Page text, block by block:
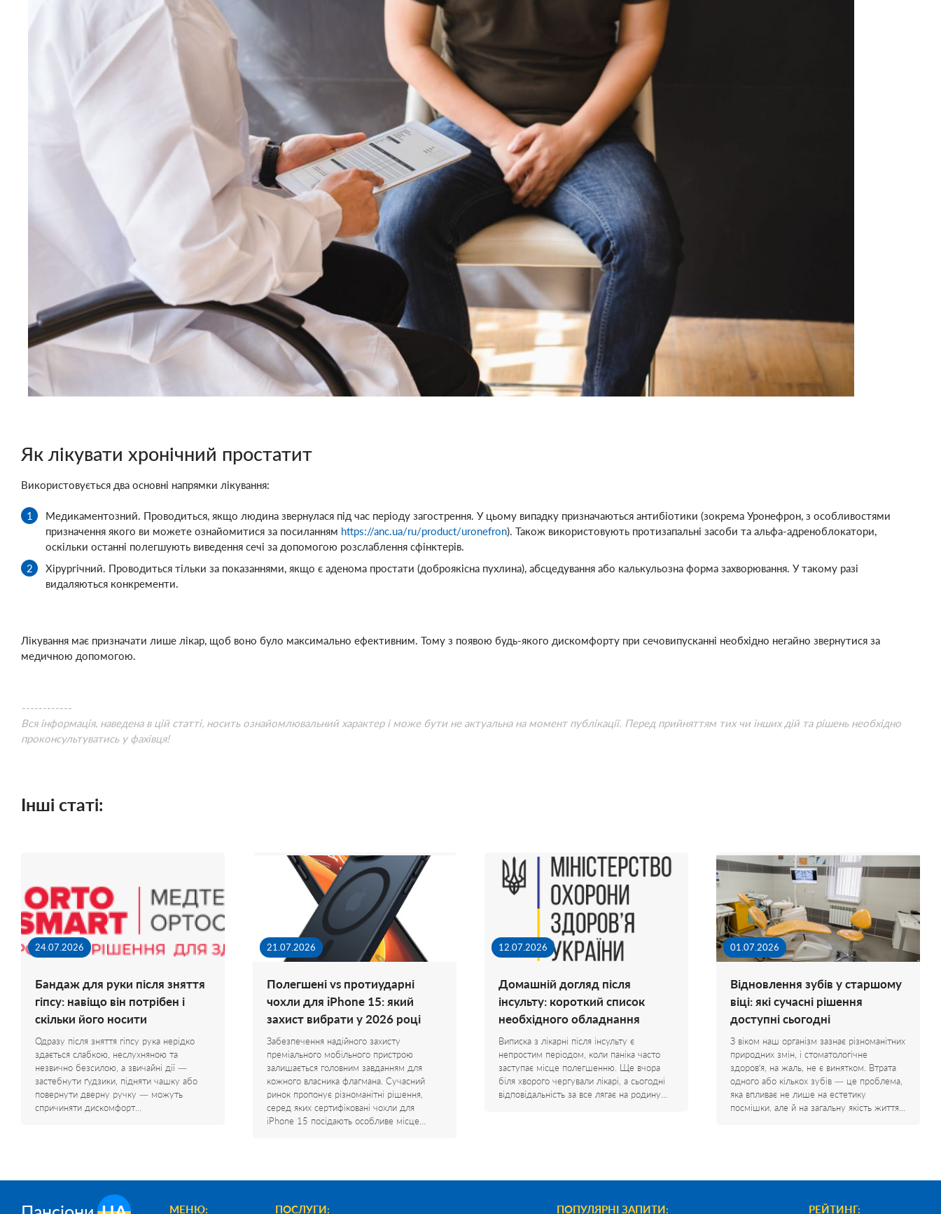
Як лікувати хронічний простатит
Використовується два основні напрямки лікування:
Медикаментозний. Проводиться, якщо людина звернулася під час періоду загострення. У цьому випадку призначаються антибіотики (зокрема Уронефрон, з особливостями
призначення якого ви можете ознайомитися за посиланням https://anc.ua/ru/product/uronefron). Також використовують протизапальні засоби та альфа-адреноблокатори,
оскільки останні полегшують виведення сечі за допомогою розслаблення сфінктерів.
Хірургічний. Проводиться тільки за показаннями, якщо є аденома простати (доброякісна пухлина), абсцедування або калькульозна форма захворювання. У такому разі
видаляються конкременти.
Лікування має призначати лише лікар, щоб воно було максимально ефективним. Тому з появою будь-якого дискомфорту при сечовипусканні необхідно негайно звернутися за
медичною допомогою.
------------
Вся інформація, наведена в цій статті, носить ознайомлювальний характер і може бути не актуальна на момент публікації. Перед прийняттям тих чи інших дій та рішень необхідно
проконсультуватись у фахівця!
Інші статі:
24.07.2026
Бандаж для руки після зняття
гіпсу: навіщо він потрібен і
скільки його носити
Одразу після зняття гіпсу рука нерідко
здається слабкою, неслухняною та
незвично безсилою, а звичайні дії —
застебнути ґудзики, підняти чашку або
повернути дверну ручку — можуть
спричиняти дискомфорт…
21.07.2026
Полегшені vs протиударні
чохли для iPhone 15: який
захист вибрати у 2026 році
Забезпечення надійного захисту
преміального мобільного пристрою
залишається головним завданням для
кожного власника флагмана. Сучасний
ринок пропонує різноманітні рішення,
серед яких сертифіковані чохли для
iPhone 15 посідають особливе місце…
12.07.2026
Домашній догляд після
інсульту: короткий список
необхідного обладнання
Виписка з лікарні після інсульту є
непростим періодом, коли паніка часто
заступає місце полегшенню. Ще вчора
біля хворого чергували лікарі, а сьогодні
відповідальність за все лягає на родину…
01.07.2026
Відновлення зубів у старшому
віці: які сучасні рішення
доступні сьогодні
З віком наш організм зазнає різноманітних
природних змін, і стоматологічне
здоров’я, на жаль, не є винятком. Втрата
одного або кількох зубів — це проблема,
яка впливає не лише на естетику
посмішки, але й на загальну якість життя…
МЕНЮ: ПОСЛУГИ: ПОПУЛЯРНІ ЗАПИТИ: РЕЙТИНГ: